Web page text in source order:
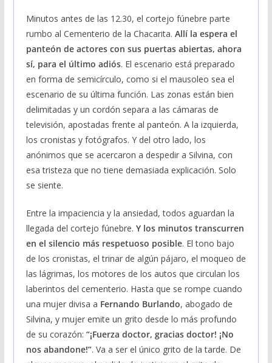
Minutos antes de las 12.30, el cortejo fúnebre parte
rumbo al Cementerio de la Chacarita. Allí la espera el
panteón de actores con sus puertas abiertas, ahora
sí, para el último adiós. El escenario está preparado
en forma de semicírculo, como si el mausoleo sea el
escenario de su última función. Las zonas están bien
delimitadas y un cordón separa a las cámaras de
televisión, apostadas frente al panteón. A la izquierda,
los cronistas y fotógrafos. Y del otro lado, los
anónimos que se acercaron a despedir a Silvina, con
esa tristeza que no tiene demasiada explicación. Solo
se siente.
Entre la impaciencia y la ansiedad, todos aguardan la
llegada del cortejo fúnebre. Y los minutos transcurren
en el silencio más respetuoso posible. El tono bajo
de los cronistas, el trinar de algún pájaro, el moqueo de
las lágrimas, los motores de los autos que circulan los
laberintos del cementerio. Hasta que se rompe cuando
una mujer divisa a Fernando Burlando, abogado de
Silvina, y mujer emite un grito desde lo más profundo
de su corazón: “¡Fuerza doctor, gracias doctor! ¡No
nos abandone!”. Va a ser el único grito de la tarde. De